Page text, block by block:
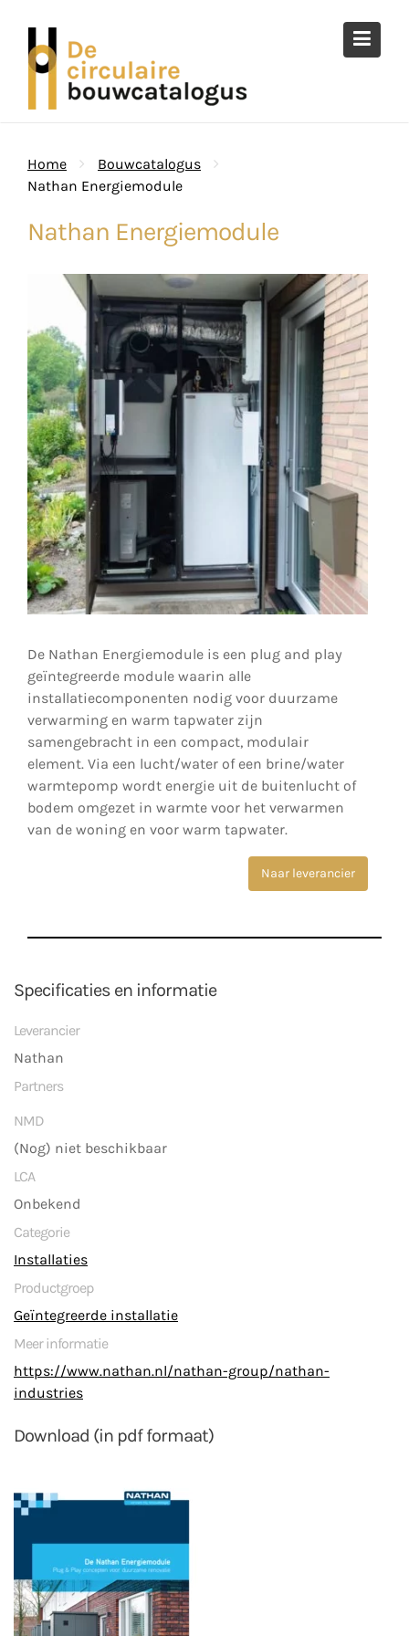
naar
inhoud
Home
Bouwcatalogus
Nathan Energiemodule
Nathan Energiemodule
De Nathan Energiemodule is een plug and play
geïntegreerde module waarin alle
installatiecomponenten nodig voor duurzame
verwarming en warm tapwater zijn
samengebracht in een compact, modulair
element. Via een lucht/water of een brine/water
warmtepomp wordt energie uit de buitenlucht of
bodem omgezet in warmte voor het verwarmen
van de woning en voor warm tapwater.
Naar leverancier
Specificaties en informatie
Leverancier
Nathan
Partners
NMD
(Nog) niet beschikbaar
LCA
Onbekend
Categorie
Installaties
Productgroep
Geïntegreerde installatie
Meer informatie
https://www.nathan.nl/nathan-group/nathan-
industries
Download (in pdf formaat)